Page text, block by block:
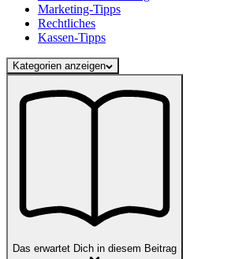
Marketing-Tipps
Rechtliches
Kassen-Tipps
Kategorien anzeigen
Das erwartet Dich in diesem Beitrag